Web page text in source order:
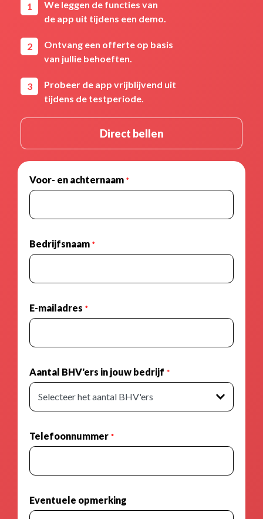
Voor- en achternaam *
Bedrijfsnaam *
E-mailadres *
Aantal BHV'ers in jouw bedrijf *
Telefoonnummer *
Eventuele opmerking
We leggen de functies van
de app uit tijdens een demo.
Ontvang een offerte op basis
van jullie behoeften.
Probeer de app vrijblijvend uit
tijdens de testperiode.
Direct bellen